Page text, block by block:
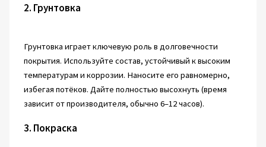
2. Грунтовка
Грунтовка играет ключевую роль в долговечности
покрытия. Используйте состав, устойчивый к высоким
температурам и коррозии. Наносите его равномерно,
избегая потёков. Дайте полностью высохнуть (время
зависит от производителя, обычно 6–12 часов).
3. Покраска